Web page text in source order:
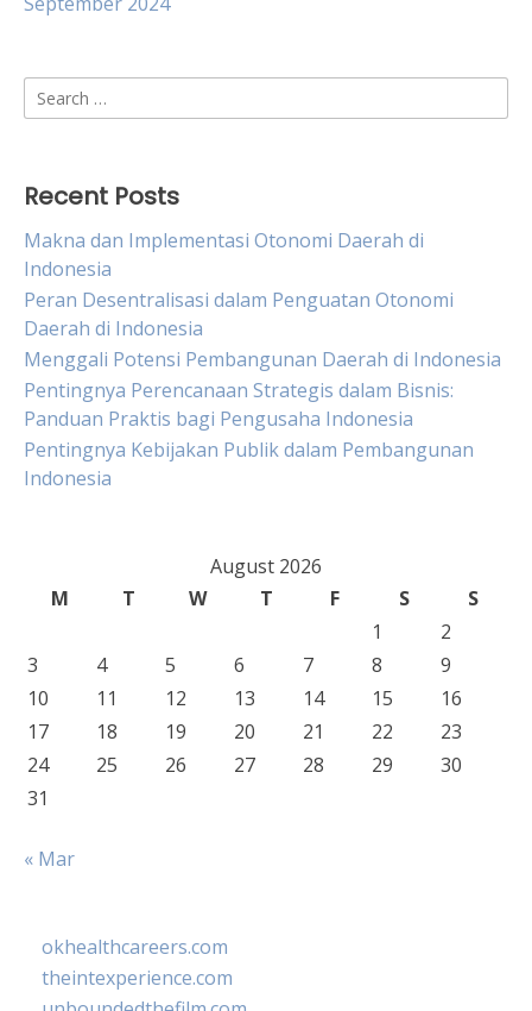
Search
for:
Recent Posts
Makna dan Implementasi Otonomi Daerah di
Indonesia
Peran Desentralisasi dalam Penguatan Otonomi
Daerah di Indonesia
Menggali Potensi Pembangunan Daerah di Indonesia
Pentingnya Perencanaan Strategis dalam Bisnis:
Panduan Praktis bagi Pengusaha Indonesia
Pentingnya Kebijakan Publik dalam Pembangunan
Indonesia
August 2026
M
T W T F S
S
1
2
3
4 5 6 7 8
9
10
11 12 13 14 15
16
17
18 19 20 21 22
23
24
25 26 27 28 29
30
31
« Mar
okhealthcareers.com
theintexperience.com